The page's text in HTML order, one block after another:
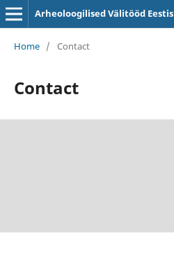
Arheoloogilised Välitööd Eestis
Home / Contact
Contact